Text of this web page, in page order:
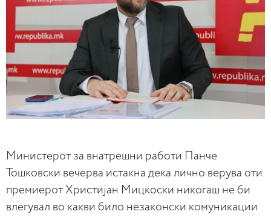
Министерот за внатрешни работи Панче
Тошковски вечерва истакна дека лично верува оти
премиерот Христијан Мицкоски никогаш не би
влегувал во какви било незаконски комуникации